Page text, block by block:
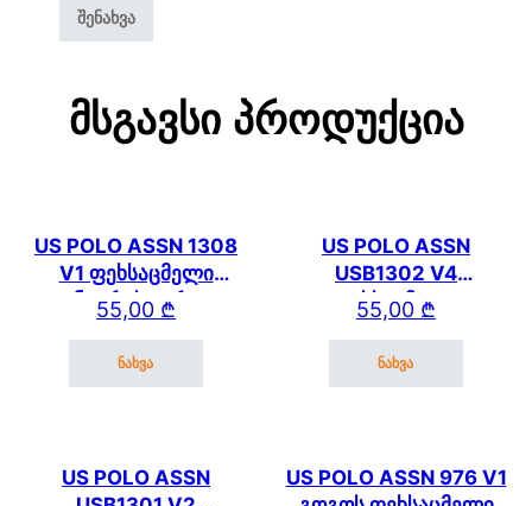
Მსგავსი Პროდუქცია
US POLO ASSN 1308
V1 ფეხსაცმელი
(ნაცრისფერი)
55,00 ₾
ნახვა
US POLO ASSN
USB1302 V4
ფეხსაცმელი
55,00 ₾
ნახვა
US POLO ASSN
US POLO ASSN 976 V1